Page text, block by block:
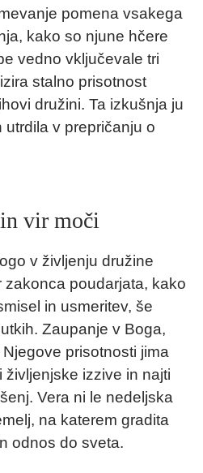
pomena vsakega
kako so njune hčere
vedno vključevale tri
stalno prisotnost
družini. Ta izkušnja ju
v prepričanju o
vir moči
v življenju družine
zakonca poudarjata, kako
in usmeritev, še
Zaupanje v Boga,
prisotnosti jima
življenjske izzive in najti
Vera ni le nedeljska
na katerem gradita
odnos do sveta.